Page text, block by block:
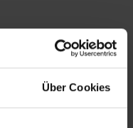
Über Cookies
Esszimmer Serie
Sitzkomfort in